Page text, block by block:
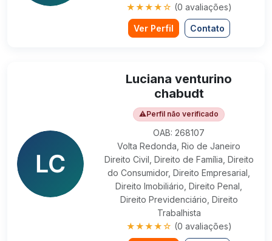
★★★★☆ (0 avaliações)
Ver Perfil Contato
Luciana venturino
chabudt
⚠Perfil não verificado
OAB: 268107
Volta Redonda, Rio de Janeiro
Direito Civil, Direito de Família, Direito
do Consumidor, Direito Empresarial,
Direito Imobiliário, Direito Penal,
Direito Previdenciário, Direito
Trabalhista
★★★★☆ (0 avaliações)